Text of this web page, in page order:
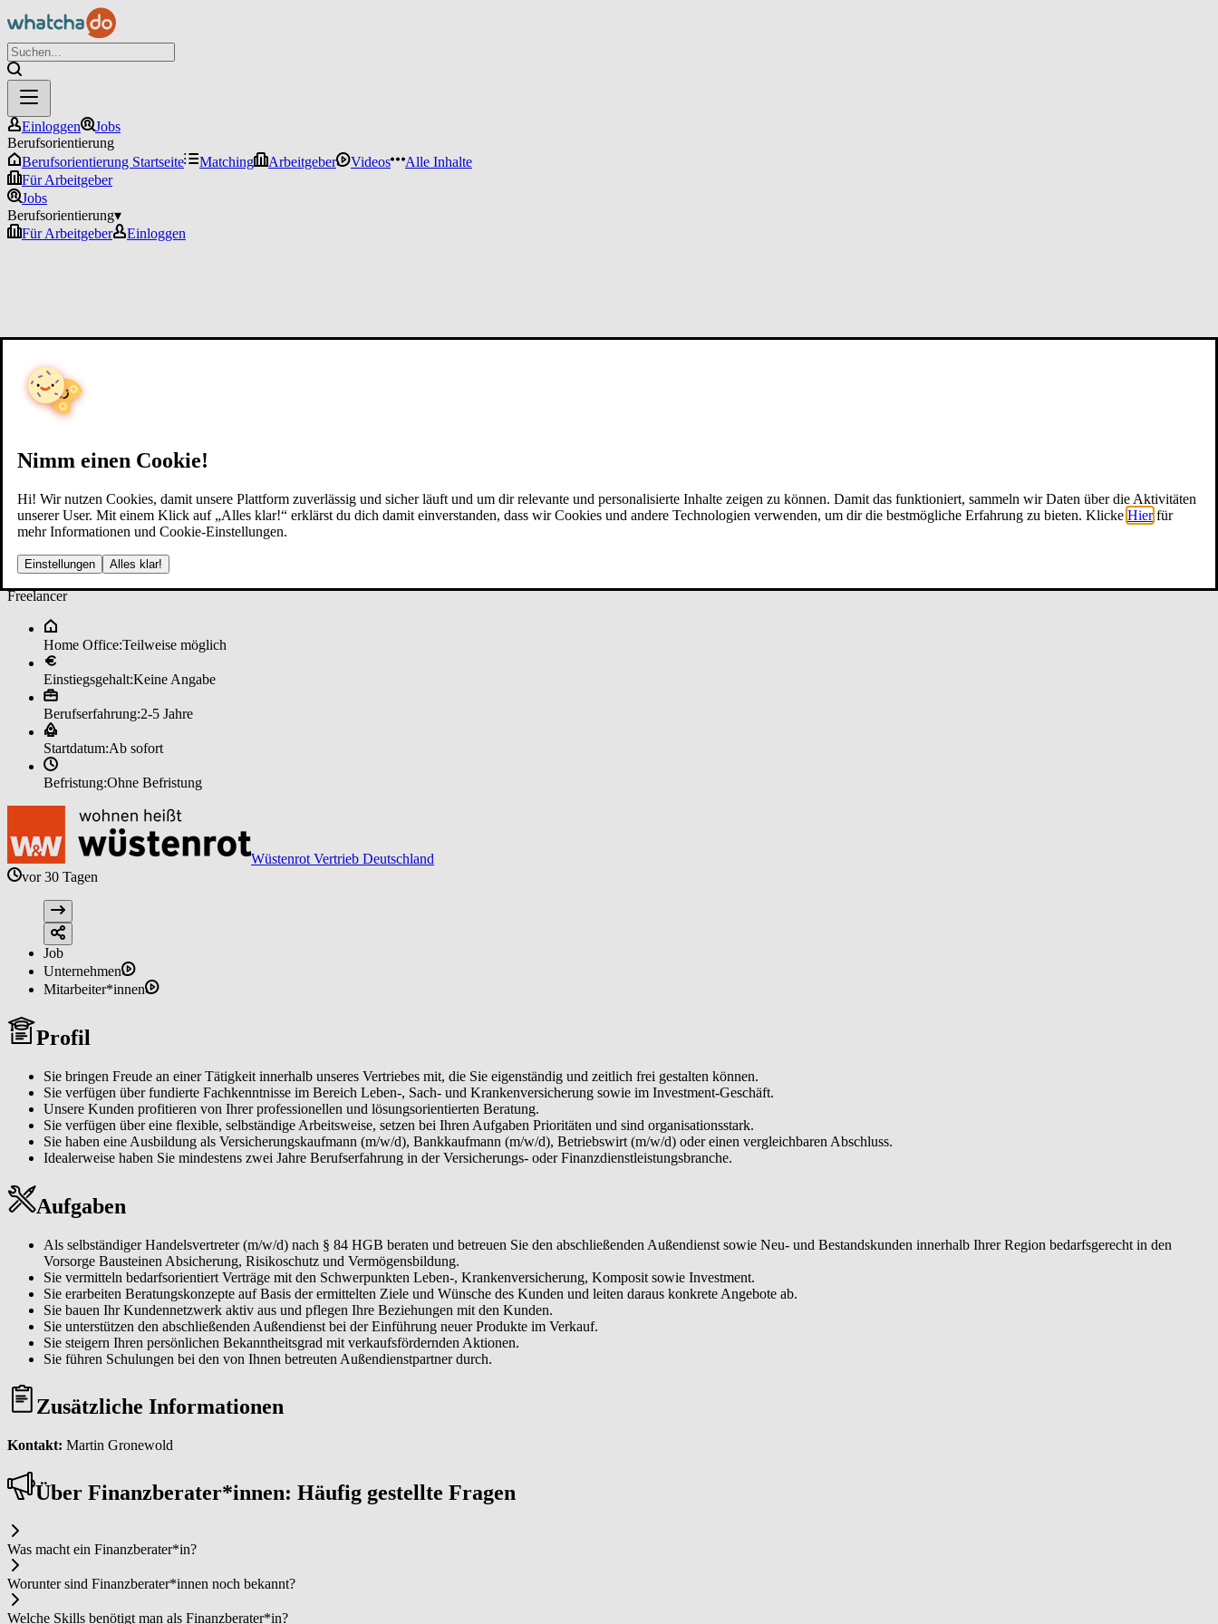
Nimm einen Cookie!
Hi! Wir nutzen Cookies, damit unsere Plattform zuverlässig und sicher läuft und um dir relevante und personalisierte Inhalte zeigen zu können. Damit das funktioniert, sammeln wir Daten über die Aktivitäten
unserer User. Mit einem Klick auf „Alles klar!“ erklärst du dich damit einverstanden, dass wir Cookies und andere Technologien verwenden, um dir die bestmögliche Erfahrung zu bieten. Klicke Hier für
mehr Informationen und Cookie-Einstellungen.
Einstellungen Alles klar!
Einloggen
Jobs
Berufsorientierung
Berufsorientierung Startseite
Matching Arbeitgeber Videos
Alle Inhalte
Für Arbeitgeber
Jobs
Berufsorientierung▾
Für Arbeitgeber
Einloggen
Fi­nanz­be­ra­ter (m/w/d) Ver­si­che­run­g/Ver­mö­gen bei un­de­fi­ned
Freelancer
Home Office:Teilweise möglich
Einstiegsgehalt:Keine Angabe
Berufserfahrung:2-5 Jahre
Startdatum:Ab sofort
Befristung:Ohne Befristung
Wüstenrot Vertrieb Deutschland
vor 30 Tagen
Job
Unternehmen
Mitarbeiter*innen
Profil
Sie bringen Freude an einer Tätigkeit innerhalb unseres Vertriebes mit, die Sie eigenständig und zeitlich frei gestalten können.
Sie verfügen über fundierte Fachkenntnisse im Bereich Leben-, Sach- und Krankenversicherung sowie im Investment-Geschäft.
Unsere Kunden profitieren von Ihrer professionellen und lösungsorientierten Beratung.
Sie verfügen über eine flexible, selbständige Arbeitsweise, setzen bei Ihren Aufgaben Prioritäten und sind organisationsstark.
Sie haben eine Ausbildung als Versicherungskaufmann (m/w/d), Bankkaufmann (m/w/d), Betriebswirt (m/w/d) oder einen vergleichbaren Abschluss.
Idealerweise haben Sie mindestens zwei Jahre Berufserfahrung in der Versicherungs- oder Finanzdienstleistungsbranche.
Aufgaben
Als selbständiger Handelsvertreter (m/w/d) nach § 84 HGB beraten und betreuen Sie den abschließenden Außendienst sowie Neu- und Bestandskunden innerhalb Ihrer Region bedarfsgerecht in den
Vorsorge Bausteinen Absicherung, Risikoschutz und Vermögensbildung.
Sie vermitteln bedarfsorientiert Verträge mit den Schwerpunkten Leben-, Krankenversicherung, Komposit sowie Investment.
Sie erarbeiten Beratungskonzepte auf Basis der ermittelten Ziele und Wünsche des Kunden und leiten daraus konkrete Angebote ab.
Sie bauen Ihr Kundennetzwerk aktiv aus und pflegen Ihre Beziehungen mit den Kunden.
Sie unterstützen den abschließenden Außendienst bei der Einführung neuer Produkte im Verkauf.
Sie steigern Ihren persönlichen Bekanntheitsgrad mit verkaufsfördernden Aktionen.
Sie führen Schulungen bei den von Ihnen betreuten Außendienstpartner durch.
Zusätzliche Informationen
Kontakt: Martin Gronewold
Über Fi­nanz­be­ra­ter*in­nen: Häufig gestellte Fragen
Was macht ein Fi­nanz­be­ra­ter*in?
Worunter sind Fi­nanz­be­ra­ter*in­nen noch bekannt?
Welche Skills benötigt man als Fi­nanz­be­ra­ter*in?